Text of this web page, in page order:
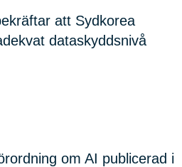
att Sydkorea
dataskyddsnivå
om AI publicerad i